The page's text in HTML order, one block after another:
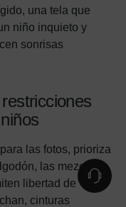
una tela que
niño inquieto y
sonrisas
las fotos, prioriza
las mezclas
libertad de
cinturas